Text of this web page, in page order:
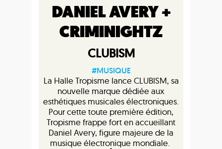
DANIEL AVERY +
CRIMINIGHTZ
CLUBISM
#MUSIQUE
La Halle Tropisme lance CLUBISM, sa
nouvelle marque dédiée aux
esthétiques musicales électroniques.
Pour cette toute première édition,
Tropisme frappe fort en accueillant
Daniel Avery, figure majeure de la
musique électronique mondiale.